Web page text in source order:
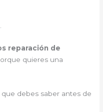
reparación de
quieres una
debes saber antes de